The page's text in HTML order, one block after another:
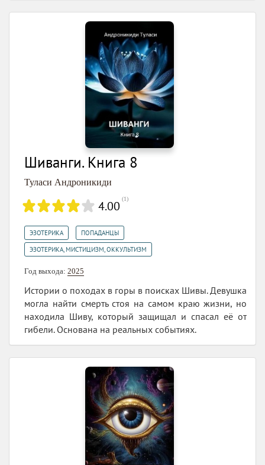
Шиванги. Книга 8
Туласи Андроникиди
4.00 (1)
ЭЗОТЕРИКА ПОПАДАНЦЫ
ЭЗОТЕРИКА, МИСТИЦИЗМ, ОККУЛЬТИЗМ
Год выхода: 2025
Истории о походах в горы в поисках Шивы. Девушка
могла найти смерть стоя на самом краю жизни, но
находила Шиву, который защищал и спасал её от
гибели. Основана на реальных событиях.